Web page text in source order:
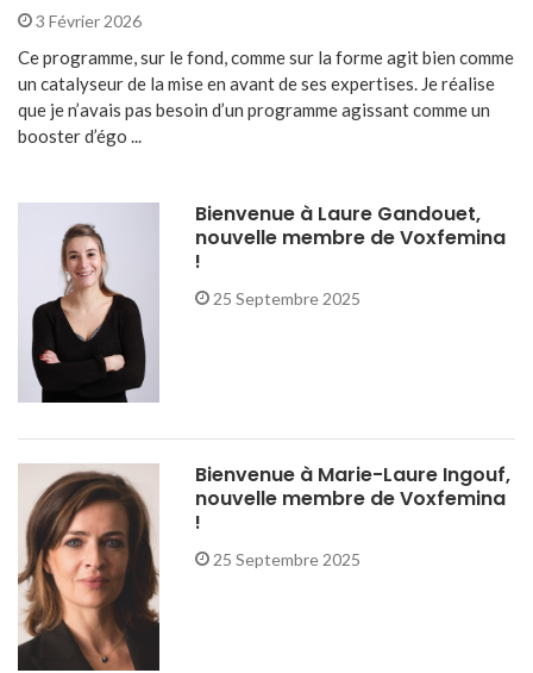
3 Février 2026
Ce programme, sur le fond, comme sur la forme agit bien comme
un catalyseur de la mise en avant de ses expertises. Je réalise
que je n’avais pas besoin d’un programme agissant comme un
booster d’égo ...
Bienvenue à Laure Gandouet,
nouvelle membre de Voxfemina
!
25 Septembre 2025
Bienvenue à Marie-Laure Ingouf,
nouvelle membre de Voxfemina
!
25 Septembre 2025